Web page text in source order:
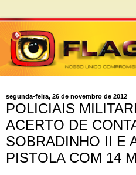
segunda-feira, 26 de novembro de 2012
POLICIAIS
ACERTO DE
SOBRADINHO II E
PISTOLA COM 14